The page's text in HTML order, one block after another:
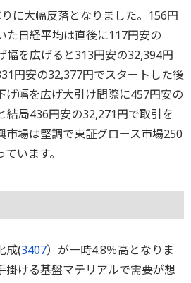
に大幅反落となりました。156円
た日経平均は直後に117円安の
幅を広げると313円安の32,394円
円安の32,377円でスタートした後
げ幅を広げ大引け間際に457円安の
結局436円安の32,271円で取引を
市場は堅調で東証グロース市場250
います。
成(3407）が一時4.8％高となりま
掛ける基盤マテリアルで需要が想